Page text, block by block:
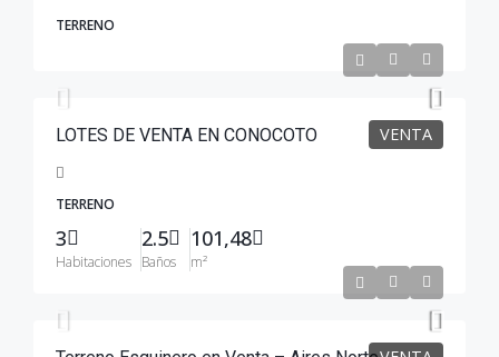
TERRENO
VENTA
LOTES DE VENTA EN CONOCOTO
TERRENO
3
Habitaciones
2.5
Baños
101,48
m²